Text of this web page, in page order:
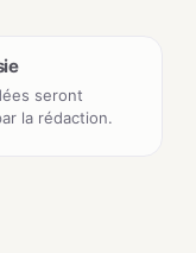
seront
la rédaction.